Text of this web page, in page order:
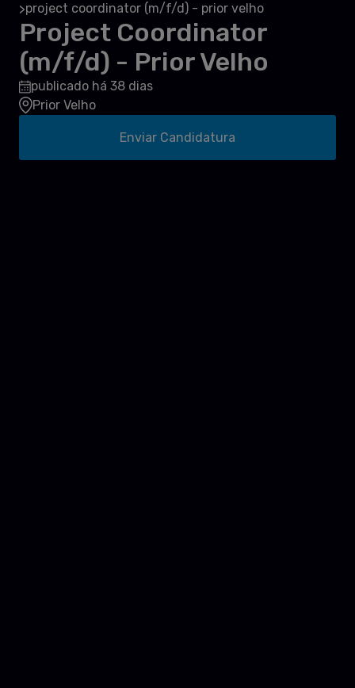
>project coordinator (m/f/d) - prior velho
Project Coordinator
(m/f/d) - Prior Velho
publicado há 38 dias
Prior Velho
Enviar Candidatura